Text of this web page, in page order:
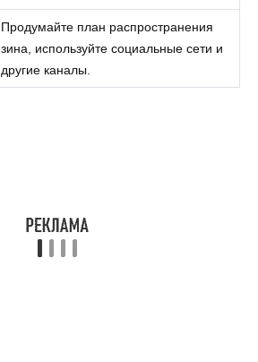
Продумайте план распространения
зина, используйте социальные сети и
другие каналы.